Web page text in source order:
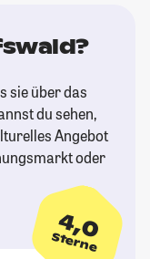
sie über das
du sehen,
Angebot
oder
4,0
Sterne